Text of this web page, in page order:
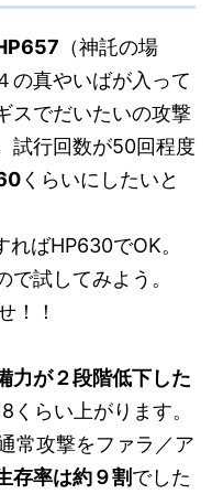
（神託の場
の真やいばが入って
スでだいたいの攻撃
試行回数が50回程度
くらいにしたいと
ばHP630でOK。
試してみよう。
！！
力が２段階低下した
くらい上がります。
常攻撃をファラ／ア
存率は約９割でした